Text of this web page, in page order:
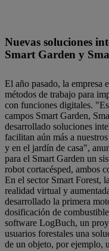
Nuevas soluciones
Smart Garden y
El año pasado, la empresa
métodos de trabajo para
con funciones digitales.
campos Smart Garden,
desarrollado soluciones
facilitan aún más a
y en el jardín de casa",
para el Smart Garden un
robot cortacésped, ambos
En el sector Smart Forest,
realidad virtual y
desarrollado la primera
dosificación de
software LogBuch, un
usuarios forestales una
de un objeto, por ejemplo,